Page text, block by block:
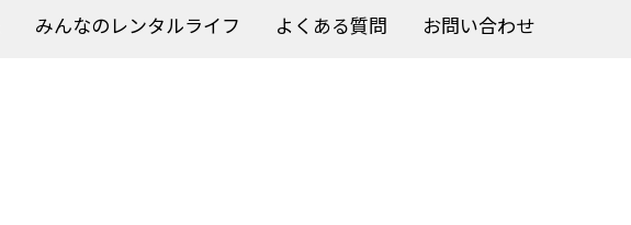
みんなのレンタルライフ よくある質問 お問い合わせ